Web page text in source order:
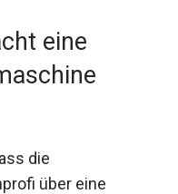
eine
die
über eine